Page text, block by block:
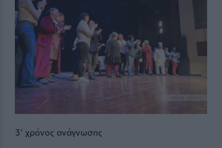
3' χρόνος ανάγνωσης